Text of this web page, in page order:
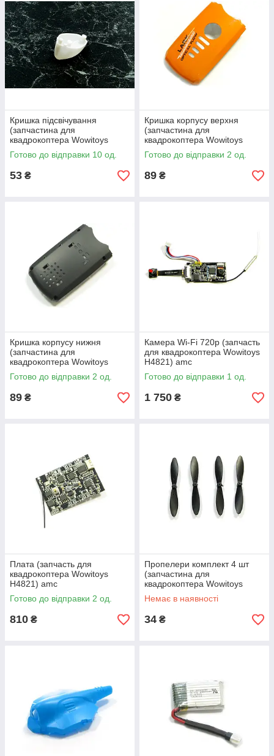
Кришка підсвічування
(запчастина для
квадрокоптера Wowitoys
H4819) amc
Готово до відправки 10 од.
53 ₴
Кришка корпусу верхня
(запчастина для
квадрокоптера Wowitoys
H4821) amc
Готово до відправки 2 од.
89 ₴
Кришка корпусу нижня
(запчастина для
квадрокоптера Wowitoys
H4821) amc
Готово до відправки 2 од.
89 ₴
Камера Wi-Fi 720p (запчасть
для квадрокоптера Wowitoys
H4821) amc
Готово до відправки 1 од.
1 750 ₴
Плата (запчасть для
квадрокоптера Wowitoys
H4821) amc
Готово до відправки 2 од.
810 ₴
Пропелери комплект 4 шт
(запчастина для
квадрокоптера Wowitoys
H4816S) amc
Немає в наявності
34 ₴